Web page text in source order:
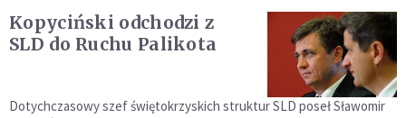
Kopyciński odchodzi z
SLD do Ruchu Palikota
Dotychczasowy szef świętokrzyskich struktur SLD poseł Sławomir